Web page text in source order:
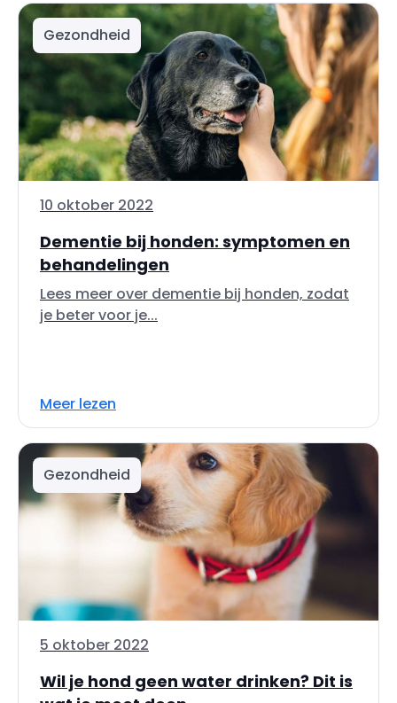
Gezondheid
10 oktober 2022
Dementie bij honden: symptomen en
behandelingen
Lees meer over dementie bij honden, zodat
je beter voor je...
Meer lezen
Gezondheid
5 oktober 2022
Wil je hond geen water drinken? Dit is